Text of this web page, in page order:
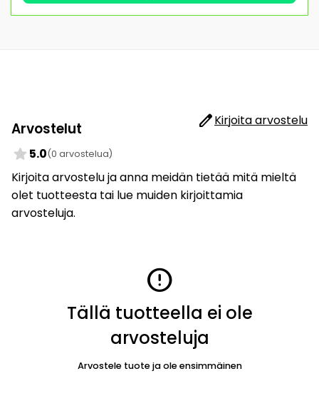
Arvostelut editKirjoita arvostelu
star 5.0(0 arvostelua)
Kirjoita arvostelu ja anna meidän tietää mitä mieltä
olet tuotteesta tai lue muiden kirjoittamia
arvosteluja.
error
Tällä tuotteella ei ole
arvosteluja
Arvostele tuote ja ole ensimmäinen